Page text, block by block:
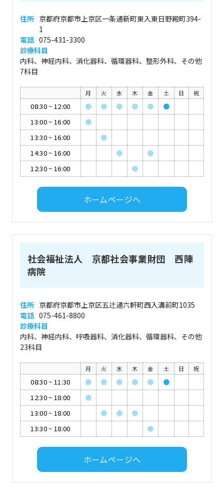
住所 京都府京都市上京区一条通新町東入東日野殿町394-
1
電話 075-431-3300
診療科目
内科、神経内科、消化器科、循環器科、整形外科、その他
7科目
月 火 水 木 金 土 日 祝
08:30~ 12:00 ● ● ● ● ●
●
13:00~ 16:00
●
13:30~ 16:00
●
14:30~ 16:00 ●
●
12:30~ 16:00 ●
ホームページへ
社会福祉法人 京都社会事業財団 西陣
病院
住所 京都府京都市上京区五辻通六軒町西入溝前町1035
電話 075-461-8800
診療科目
内科、神経内科、呼吸器科、消化器科、循環器科、その他
23科目
月 火 水 木 金 土 日 祝
08:30~ 11:30 ● ● ● ● ●
●
12:30~ 18:00
●
13:00~ 18:00 ● ●
●
13:30~ 18:00 ●
ホームページへ